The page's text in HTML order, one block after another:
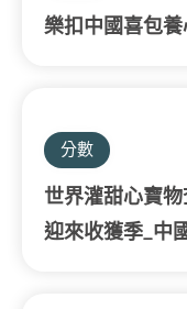
樂扣中國喜包
分數
世界灌甜心寶
迎來收獲季_中